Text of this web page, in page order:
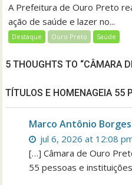
A Prefeitura de Ouro Preto
ação de saúde e lazer no...
Destaque Ouro Preto Saúde
5 THOUGHTS TO “CÂMARA
TÍTULOS E HOMENAGEIA 55
Marco Antônio Borges
jul 6, 2026 at 12:08
[…] Câmara de Ouro
55 pessoas e